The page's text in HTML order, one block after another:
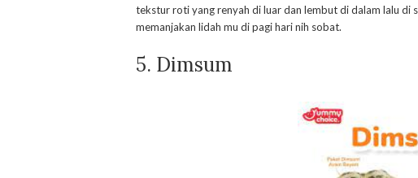
tekstur roti yang renyah di luar dan lembut di dalam lalu di
memanjakan lidah mu di pagi hari nih sobat.
5. Dimsum